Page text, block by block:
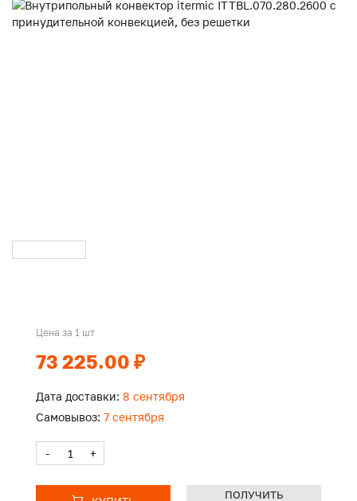
Цена за 1 шт
73 225.00 ₽
Дата доставки: 8 сентября
Самовывоз: 7 сентября
- +
ПОЛУЧИТЬ